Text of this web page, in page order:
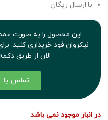
با ارسال رایگان
این محصول را به صورت
نیکروان فود خریداری کنید.
الان از طریق
تماس
در انبار موجود نمی باشد